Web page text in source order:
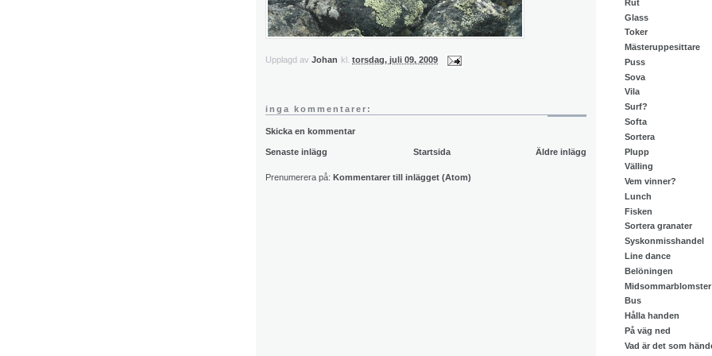
Upplagd av Johan kl. torsdag, juli 09, 2009
inga kommentarer:
Skicka en kommentar
Senaste inlägg Äldre inlägg
Startsida
Prenumerera på: Kommentarer till inlägget (Atom)
Rut
Glass
Toker
Mästeruppesittare
Puss
Sova
Vila
Surf?
Softa
Sortera
Plupp
Välling
Vem vinner?
Lunch
Fisken
Sortera granater
Syskonmisshandel
Line dance
Belöningen
Midsommarblomster
Bus
Hålla handen
På väg ned
Vad är det som